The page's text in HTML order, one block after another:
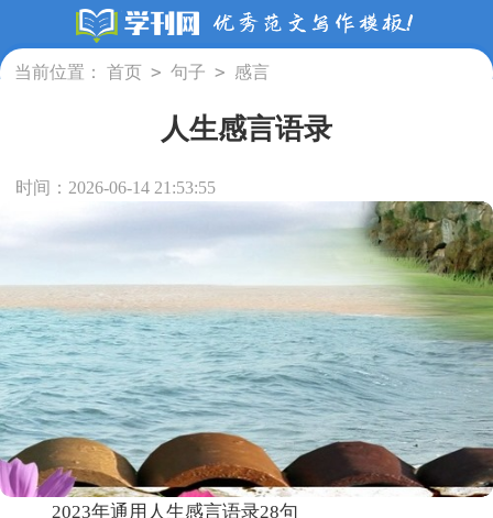
当前位置： 首页 > 句子 > 感言
人生感言语录
时间：2026-06-14 21:53:55
2023年通用人生感言语录28句